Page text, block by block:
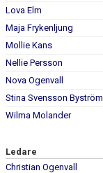
Lova Elm
Maja Frykenljung
Mollie Kans
Nellie Persson
Nova Ogenvall
Stina Svensson Byström
Wilma Molander
Ledare
Christian Ogenvall